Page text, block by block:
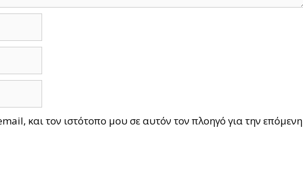
και τον ιστότοπο μου σε αυτόν τον πλοηγό για την επόμενη